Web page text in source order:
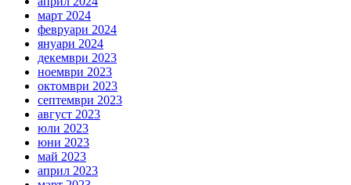
март 2024
февруари 2024
януари 2024
декември 2023
ноември 2023
октомври 2023
септември 2023
август 2023
юли 2023
юни 2023
май 2023
април 2023